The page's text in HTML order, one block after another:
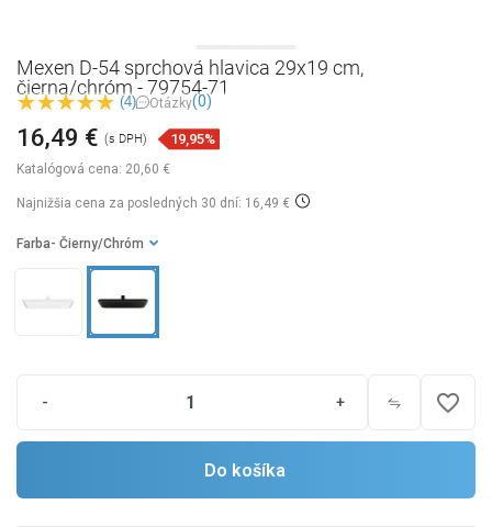
Mexen D-54 sprchová hlavica 29x19 cm,
čierna/chróm - 79754-71
(4) Otázky(0)
Katalógová cena: 20,60 €
16,49 € (s DPH) 19,95%
Najnižšia cena za posledných 30 dní: 16,49 €
Farba - Čierny/Chróm
- + favorite_border
Do košíka